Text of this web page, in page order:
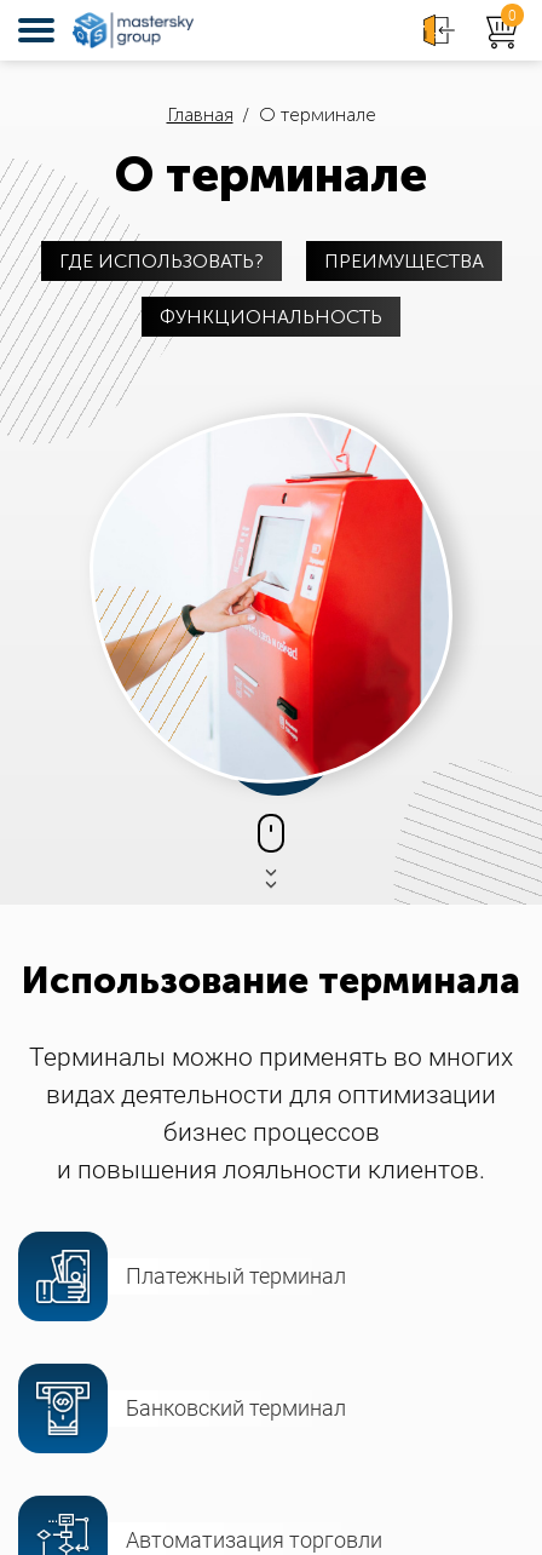
0
Главная О терминале
О терминале
ГДЕ ИСПОЛЬЗОВАТЬ? ПРЕИМУЩЕСТВА
ФУНКЦИОНАЛЬНОСТЬ
Использование терминала
Терминалы можно применять во многих
видах деятельности для оптимизации
бизнес процессов
и повышения лояльности клиентов.
Платежный терминал
Банковский терминал
Автоматизация торговли